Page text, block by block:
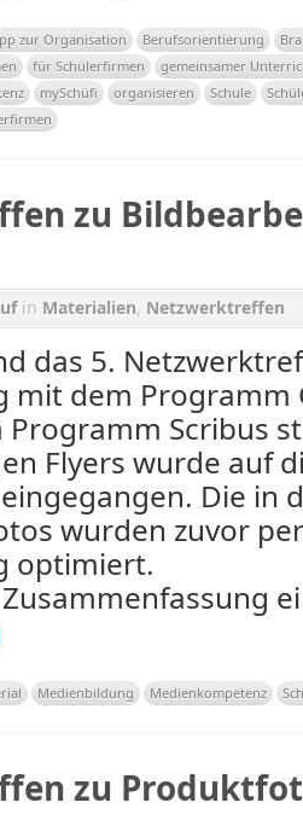
zur Organisation Berufsorientierung
für Schülerfirmen
gemeinsamer
mySchüfi organisieren Schule
zu
in Materialien, Netzwerktreffen
das 5.
mit dem Programm
Scribus
Flyers wurde auf
Die in
wurden zuvor per
optimiert.
Medienbildung Medienkompetenz
zu